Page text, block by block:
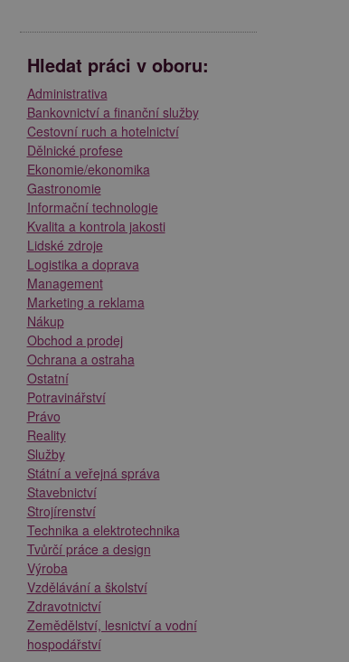
Hledat práci v oboru:
Administrativa
Bankovnictví a finanční služby
Cestovní ruch a hotelnictví
Dělnické profese
Ekonomie/ekonomika
Gastronomie
Informační technologie
Kvalita a kontrola jakosti
Lidské zdroje
Logistika a doprava
Management
Marketing a reklama
Nákup
Obchod a prodej
Ochrana a ostraha
Ostatní
Potravinářství
Právo
Reality
Služby
Státní a veřejná správa
Stavebnictví
Strojírenství
Technika a elektrotechnika
Tvůrčí práce a design
Výroba
Vzdělávání a školství
Zdravotnictví
Zemědělství, lesnictví a vodní
hospodářství